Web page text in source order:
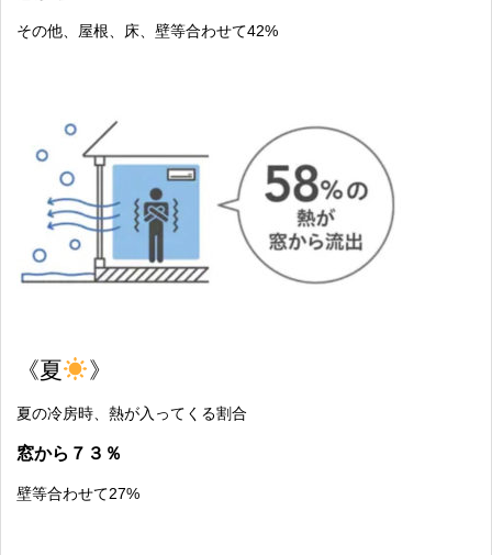
その他、屋根、床、壁等合わせて42%
《夏 》
夏の冷房時、熱が入ってくる割合
窓から７３％
壁等合わせて27%